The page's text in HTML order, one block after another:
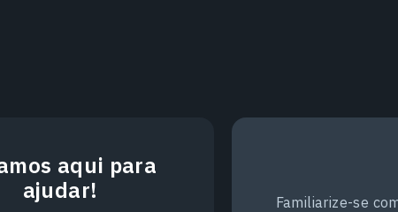
aqui para
ajudar!
Familiarize-se